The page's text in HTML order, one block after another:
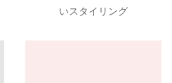
いスタイリング